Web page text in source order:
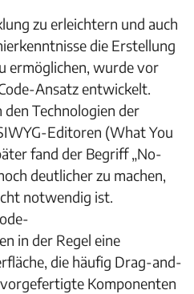
zu erleichtern und auch
die Erstellung
ermöglichen, wurde vor
Ansatz entwickelt.
Technologien der
Editoren (What You
fand der Begriff „No-
deutlicher zu machen,
notwendig ist.
in der Regel eine
die häufig Drag-and-
Komponenten